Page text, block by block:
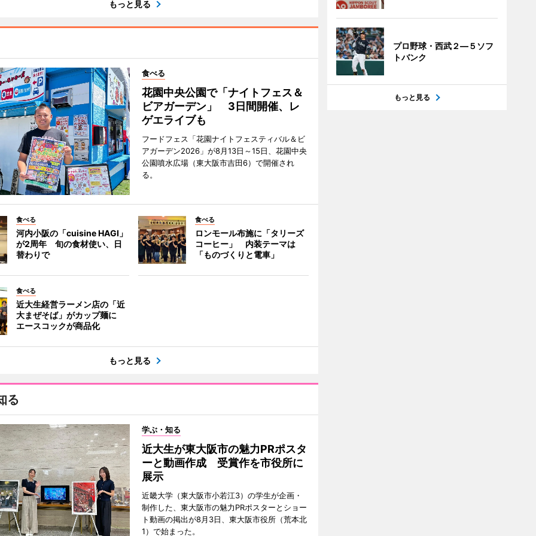
もっと見る
食べる
花園中央公園で「ナイトフェス＆
ビアガーデン」 3日間開催、レ
ゲエライブも
フードフェス「花園ナイトフェスティバル＆ビ
アガーデン2026」が8月13日～15日、花園中央
公園噴水広場（東大阪市吉田6）で開催され
る。
食べる
河内小阪の「cuisine HAGI」
が2周年 旬の食材使い、日
替わりで
食べる
ロンモール布施に「タリーズ
コーヒー」 内装テーマは
「ものづくりと電車」
食べる
近大生経営ラーメン店の「近
大まぜそば」がカップ麺に
エースコックが商品化
もっと見る
る
学ぶ・知る
近大生が東大阪市の魅力PRポスタ
ーと動画作成 受賞作を市役所に
展示
近畿大学（東大阪市小若江3）の学生が企画・
制作した、東大阪市の魅力PRポスターとショー
ト動画の掲出が8月3日、東大阪市役所（荒本北
1）で始まった。
プロ野球・西武２―５ソフ
トバンク
もっと見る